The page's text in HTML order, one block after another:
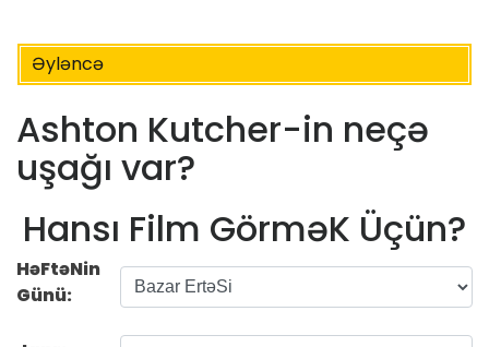
Əyləncə
Ashton Kutcher-in neçə
uşağı var?
Hansı Film GörməK Üçün?
HəFtəNin
Günü: